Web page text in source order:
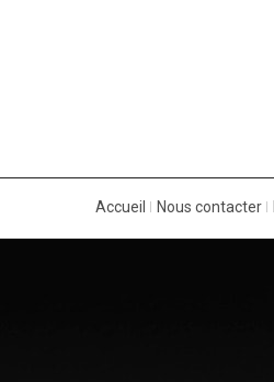
Accueil Nous contacter